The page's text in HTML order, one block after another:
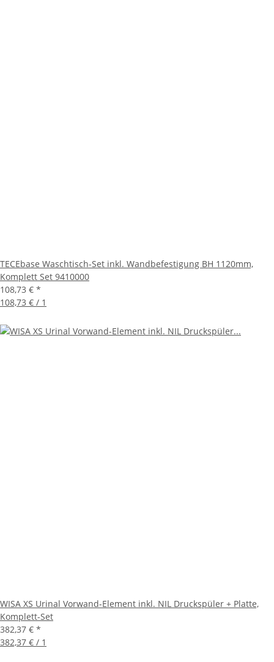
TECEbase Waschtisch-Set inkl. Wandbefestigung BH 1120mm,
Komplett Set 9410000
108,73 € *
108,73 € / 1
WISA XS Urinal Vorwand-Element inkl. NIL Druckspüler + Platte,
Komplett-Set
382,37 € *
382,37 € / 1